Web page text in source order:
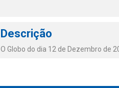
Descrição
O Globo do dia 12 de Dezembro de